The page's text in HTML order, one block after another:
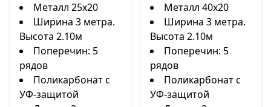
Металл 25х20
Ширина 3 метра.
Высота 2.10м
Поперечин: 5
рядов
Поликарбонат с
УФ-защитой
Металл 40х20
Ширина 3 метра.
Высота 2.10м
Поперечин: 5
рядов
Поликарбонат с
УФ-защитой